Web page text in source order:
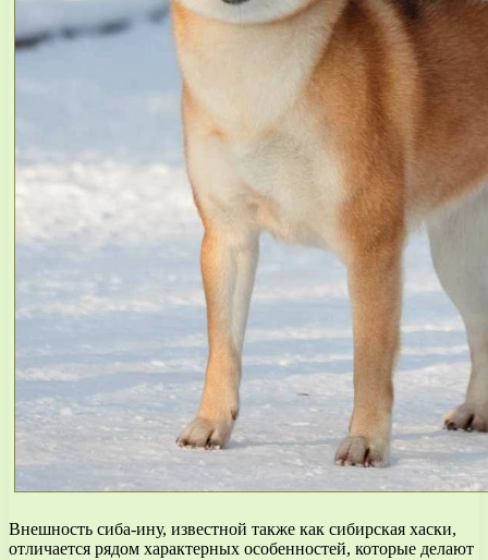
Внешность сиба-ину, известной также как сибирская хаски,
отличается рядом характерных особенностей, которые делают